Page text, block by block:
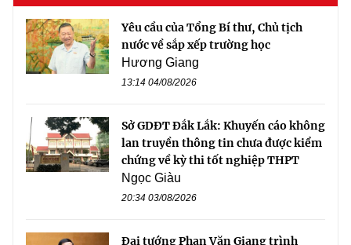
Yêu cầu của Tổng Bí thư, Chủ tịch
nước về sắp xếp trường học
Hương Giang
13:14 04/08/2026
Sở GDĐT Đắk Lắk: Khuyến cáo không
lan truyền thông tin chưa được kiểm
chứng về kỳ thi tốt nghiệp THPT
Ngọc Giàu
20:34 03/08/2026
Đại tướng Phan Văn Giang trình